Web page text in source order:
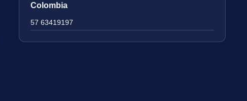
Colombia
57 63419197